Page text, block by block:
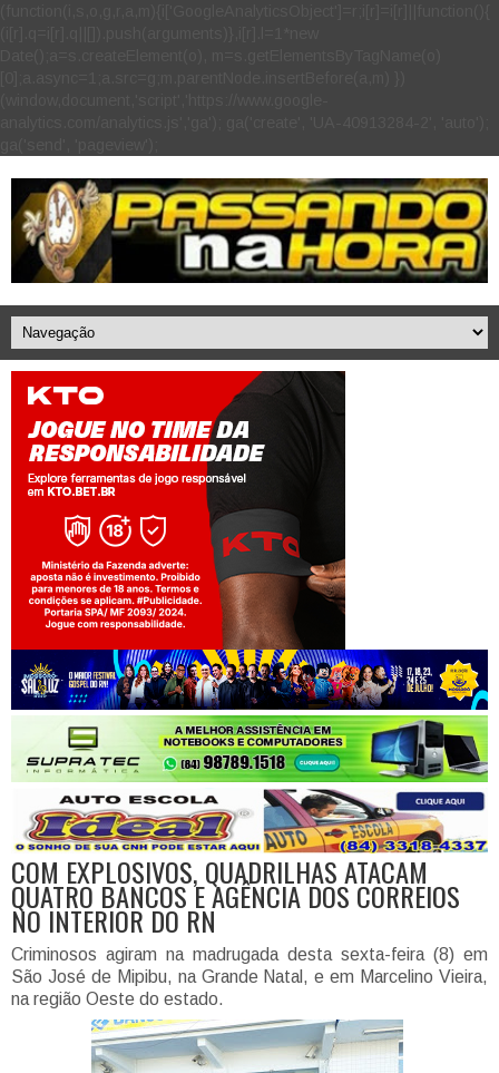
Jogue com responsabilidade. 18+
COM EXPLOSIVOS, QUADRILHAS ATACAM
QUATRO BANCOS E AGÊNCIA DOS CORREIOS
NO INTERIOR DO RN
Criminosos agiram na madrugada desta sexta-feira (8) em
São José de Mipibu, na Grande Natal, e em Marcelino Vieira,
na região Oeste do estado.